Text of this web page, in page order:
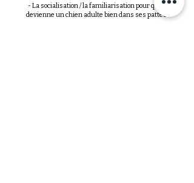
- La socialisation / la familiarisation pour qu'il
devienne un chien adulte bien dans ses pattes